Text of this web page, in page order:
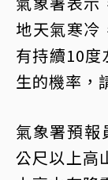
地天氣寒冷
有持續10
生的機率，
氣象署預報
公尺以上高